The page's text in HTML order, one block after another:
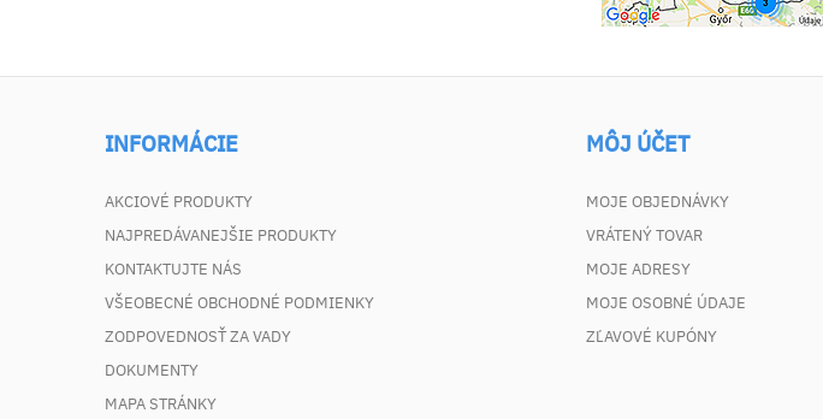
INFORMÁCIE
AKCIOVÉ PRODUKTY
NAJPREDÁVANEJŠIE PRODUKTY
KONTAKTUJTE NÁS
VŠEOBECNÉ OBCHODNÉ PODMIENKY
ZODPOVEDNOSŤ ZA VADY
DOKUMENTY
MAPA STRÁNKY
MÔJ ÚČET
MOJE OBJEDNÁVKY
VRÁTENÝ TOVAR
MOJE ADRESY
MOJE OSOBNÉ ÚDAJE
ZĽAVOVÉ KUPÓNY